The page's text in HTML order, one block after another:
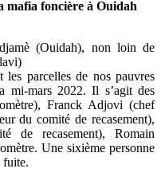
mafia foncière à Ouidah
(Ouidah), non loin de
parcelles de nos pauvres
mi-mars 2022. Il s’agit des
Franck Adjovi (chef
du comité de recasement),
de recasement), Romain
Une sixième personne
fuite.